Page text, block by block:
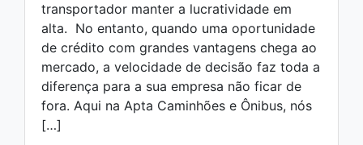
transportador manter a lucratividade em
alta. No entanto, quando uma oportunidade
de crédito com grandes vantagens chega ao
mercado, a velocidade de decisão faz toda a
diferença para a sua empresa não ficar de
fora. Aqui na Apta Caminhões e Ônibus, nós
[…]